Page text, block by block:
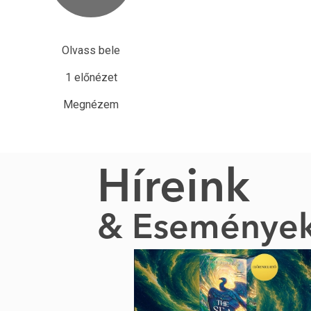
Olvass bele
1 előnézet
Megnézem
Híreink
&